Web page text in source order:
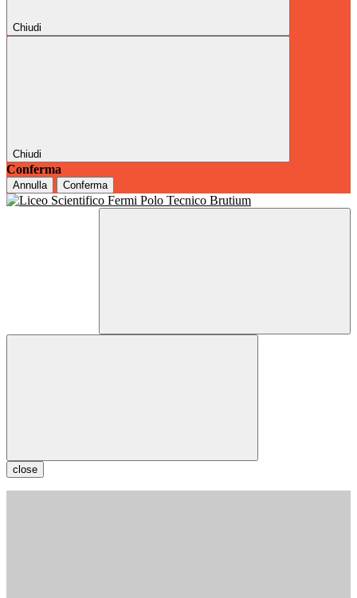
Chiudi
Chiudi
Conferma
Annulla Conferma
close